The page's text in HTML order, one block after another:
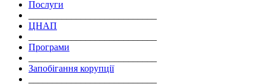
Послуги
ЦНАП
Програми
Запобігання корупції